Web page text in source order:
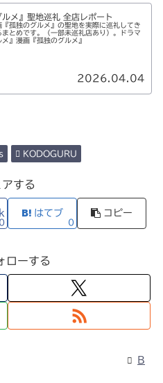
ルメ』聖地巡礼 全店レポート
『孤独のグルメ』の聖地を実際に巡礼してき
まとめです。（一部未巡礼店あり）。ドラマ
メ』漫画『孤独のグルメ』
2026.04.04
KODOGURU
アする
0
はてブ
0
コピー
ローする
B